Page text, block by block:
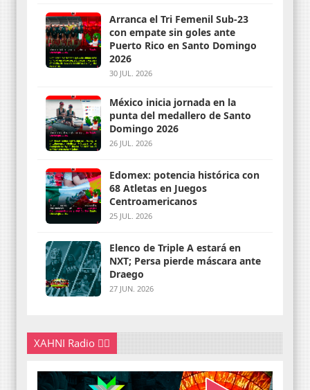
Arranca el Tri Femenil Sub-23
con empate sin goles ante
Puerto Rico en Santo Domingo
2026
30 JUL. 2026
México inicia jornada en la
punta del medallero de Santo
Domingo 2026
26 JUL. 2026
Edomex: potencia histórica con
68 Atletas en Juegos
Centroamericanos
25 JUL. 2026
Elenco de Triple A estará en
NXT; Persa pierde máscara ante
Draego
27 JUN. 2026
XAHNI Radio 👇🏽